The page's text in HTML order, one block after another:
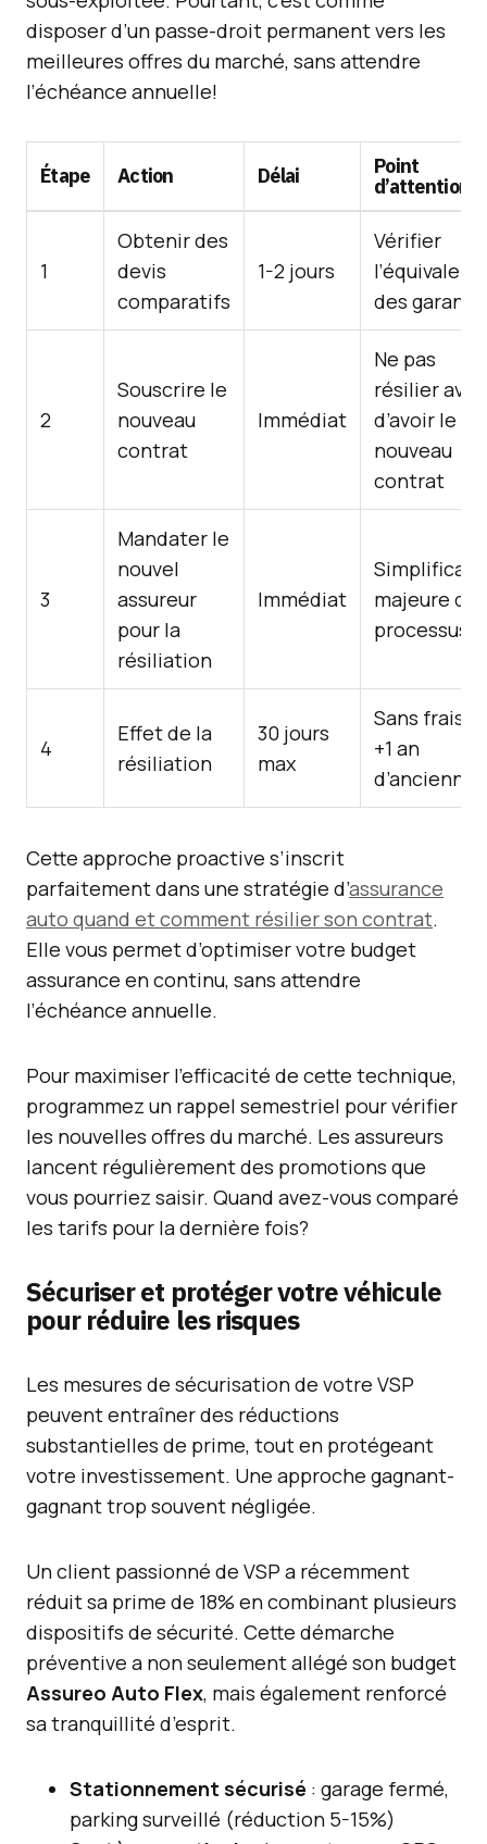
disposer d’un passe-droit permanent vers les
meilleures offres du marché, sans attendre
l’échéance annuelle!
Étape Action Délai
Point
d’attention
1
Obtenir des
devis
comparatifs
1-2 jours
Vérifier
des
2
Souscrire le
nouveau
contrat
Immédiat
Ne pas
résilier
d’avoir le
nouveau
contrat
3
Mandater le
nouvel
assureur
pour la
résiliation
Immédiat
majeure du
processus
4
Effet de la
résiliation
30 jours
max
Sans frais si
+1 an
Cette approche proactive s’inscrit
parfaitement dans une stratégie d’assurance
auto quand et comment résilier son contrat.
Elle vous permet d’optimiser votre budget
assurance en continu, sans attendre
l’échéance annuelle.
Pour maximiser l’efficacité de cette technique,
programmez un rappel semestriel pour vérifier
les nouvelles offres du marché. Les assureurs
lancent régulièrement des promotions que
vous pourriez saisir. Quand avez-vous comparé
les tarifs pour la dernière fois?
Sécuriser et protéger votre véhicule
pour réduire les risques
Les mesures de sécurisation de votre VSP
peuvent entraîner des réductions
substantielles de prime, tout en protégeant
votre investissement. Une approche gagnant-
gagnant trop souvent négligée.
Un client passionné de VSP a récemment
réduit sa prime de 18% en combinant plusieurs
dispositifs de sécurité. Cette démarche
préventive a non seulement allégé son budget
Assureo Auto Flex, mais également renforcé
sa tranquillité d’esprit.
Stationnement sécurisé : garage fermé,
parking surveillé (réduction 5-15%)